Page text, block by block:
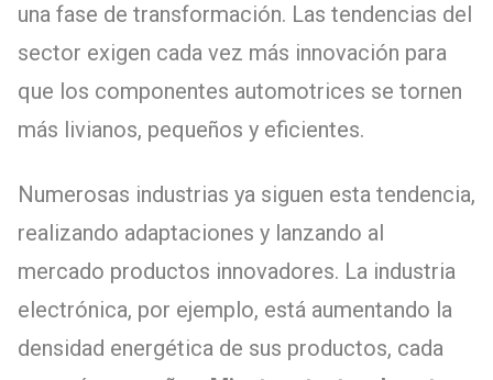
una fase de transformación. Las tendencias del
sector exigen cada vez más innovación para
que los componentes automotrices se tornen
más livianos, pequeños y eficientes.
Numerosas industrias ya siguen esta tendencia,
realizando adaptaciones y lanzando al
mercado productos innovadores. La industria
electrónica, por ejemplo, está aumentando la
densidad energética de sus productos, cada